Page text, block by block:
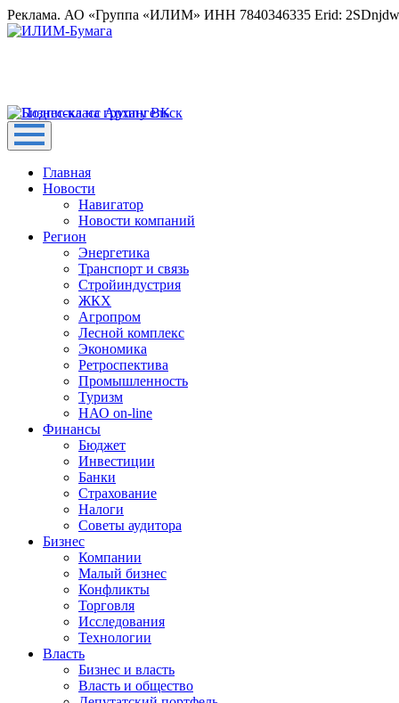
Реклама. АО «Группа «ИЛИМ» ИНН 7840346335 Erid:
Главная
Новости
Навигатор
Новости компаний
Регион
Энергетика
Транспорт и связь
Стройиндустрия
ЖКХ
Агропром
Лесной комплекс
Экономика
Ретроспектива
Промышленность
Туризм
НАО on-line
Финансы
Бюджет
Инвестиции
Банки
Страхование
Налоги
Советы аудитора
Бизнес
Компании
Малый бизнес
Конфликты
Торговля
Исследования
Технологии
Власть
Бизнес и власть
Власть и общество